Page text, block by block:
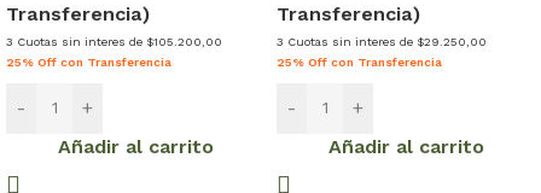
Transferencia)
3 Cuotas sin interes de $105.200,00
25% Off con Transferencia
-
+
Añadir al carrito
Transferencia)
3 Cuotas sin interes de $29.250,00
25% Off con Transferencia
-
+
Añadir al carrito